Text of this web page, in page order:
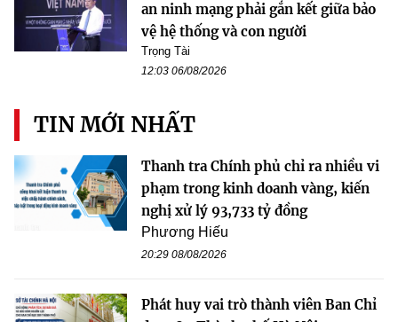
an ninh mạng phải gắn kết giữa bảo
vệ hệ thống và con người
Trọng Tài
12:03 06/08/2026
TIN MỚI NHẤT
Thanh tra Chính phủ chỉ ra nhiều vi
phạm trong kinh doanh vàng, kiến
nghị xử lý 93,733 tỷ đồng
Phương Hiếu
20:29 08/08/2026
Phát huy vai trò thành viên Ban Chỉ